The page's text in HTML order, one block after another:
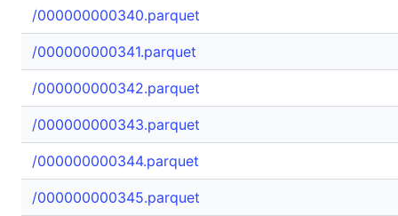
/000000000340.parquet
/000000000341.parquet
/000000000342.parquet
/000000000343.parquet
/000000000344.parquet
/000000000345.parquet